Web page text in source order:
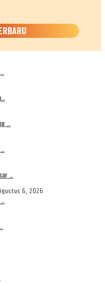
…
…
6, 2026